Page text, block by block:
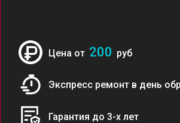
Цена от 200 руб
Экспресс ремонт в день
Гарантия до 3-х лет